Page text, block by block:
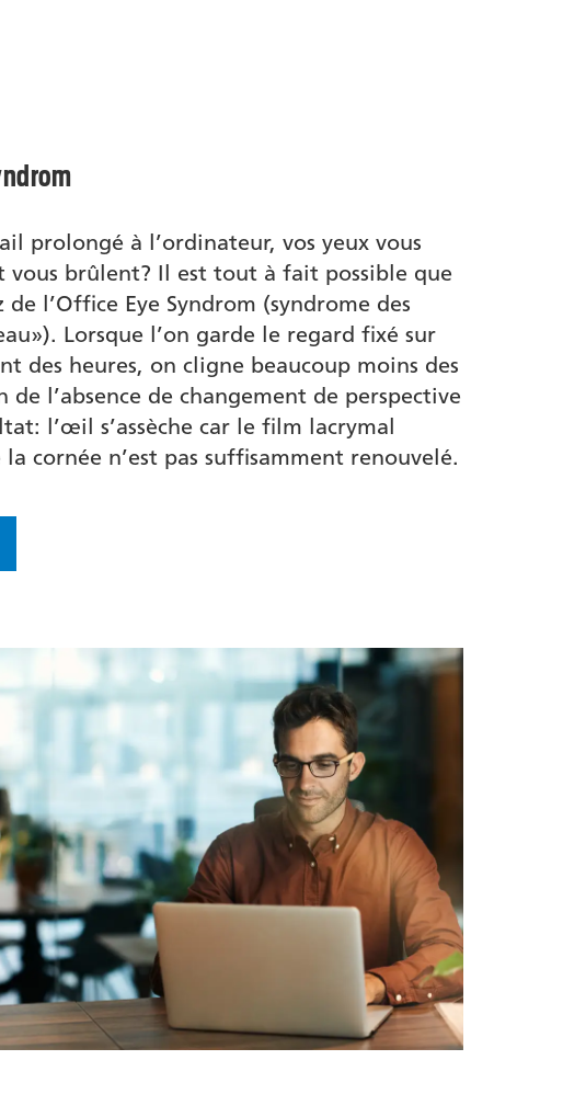
prolongé à l’ordinateur, vos yeux vous
vous brûlent? Il est tout à fait possible que
l’Office Eye Syndrom (syndrome des
Lorsque l’on garde le regard fixé sur
des heures, on cligne beaucoup moins des
de l’absence de changement de perspective
l’œil s’assèche car le film lacrymal
cornée n’est pas suffisamment renouvelé.